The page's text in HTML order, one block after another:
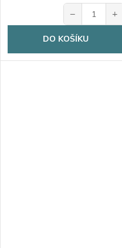
− +
DO KOŠÍKU